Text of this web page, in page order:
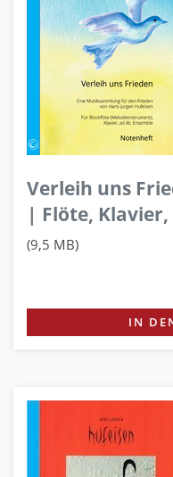
Verleih uns
| Flöte, Klavier,
(9,5 MB)
IN